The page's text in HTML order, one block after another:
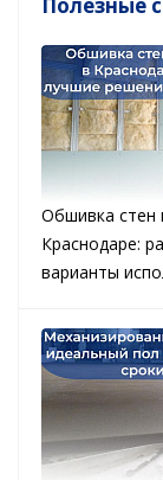
Обшивка стен
Краснодаре:
варианты